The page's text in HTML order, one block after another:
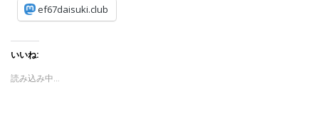
ef67daisuki.club
いいね:
読み込み中…